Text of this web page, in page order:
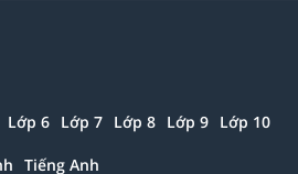
Lớp 6 Lớp 7 Lớp 8 Lớp 9 Lớp 10
Tiếng Anh